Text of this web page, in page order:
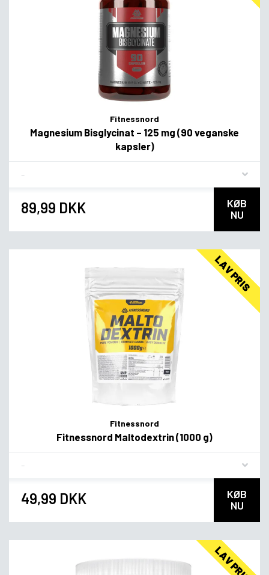
Fitnessnord
Magnesium Bisglycinat – 125 mg (90 veganske
kapsler)
89,99 DKK
KØB
NU
LAV PRIS
Fitnessnord
Fitnessnord Maltodextrin (1000 g)
49,99 DKK
KØB
NU
LAV PRIS